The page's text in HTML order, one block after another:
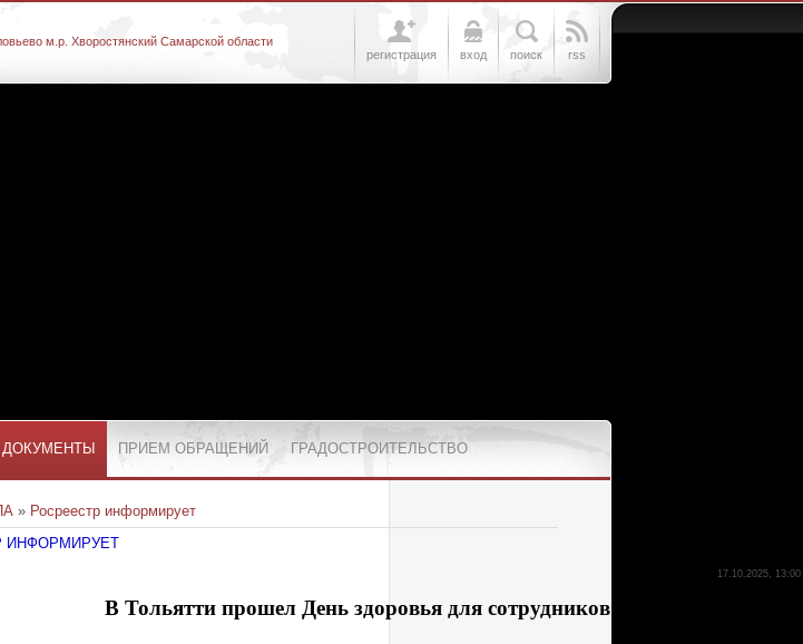
м.р. Хворостянский Самарской области
регистрация
вход поиск rss
ПРИЕМ ОБРАЩЕНИЙ ГРАДОСТРОИТЕЛЬСТВО
» Росреестр информирует
ИНФОРМИРУЕТ
17.10.2025, 13:00
В Тольятти прошел День здоровья для сотрудников